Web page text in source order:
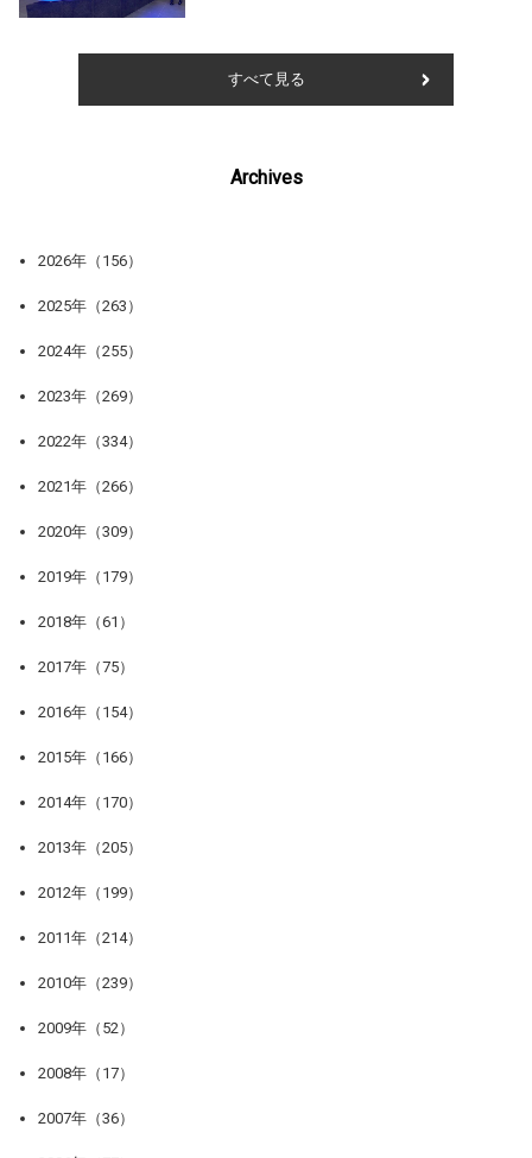
すべて見る
Archives
2026年（156）
2025年（263）
2024年（255）
2023年（269）
2022年（334）
2021年（266）
2020年（309）
2019年（179）
2018年（61）
2017年（75）
2016年（154）
2015年（166）
2014年（170）
2013年（205）
2012年（199）
2011年（214）
2010年（239）
2009年（52）
2008年（17）
2007年（36）